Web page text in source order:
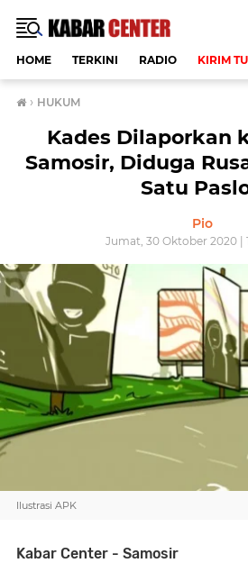
HOME TERKINI RADIO KIRIM
› HUKUM
Kades Dilaporkan
Samosir, Diduga
Satu
Pio
Jumat, 30 Oktober 2020 |
Ilustrasi APK
Kabar Center - Samosir